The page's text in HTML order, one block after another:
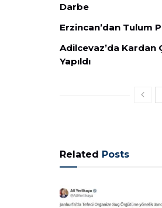
Darbe
Erzincan’dan Tulum
Adilcevaz’da Kardan
Yapıldı
Related Posts